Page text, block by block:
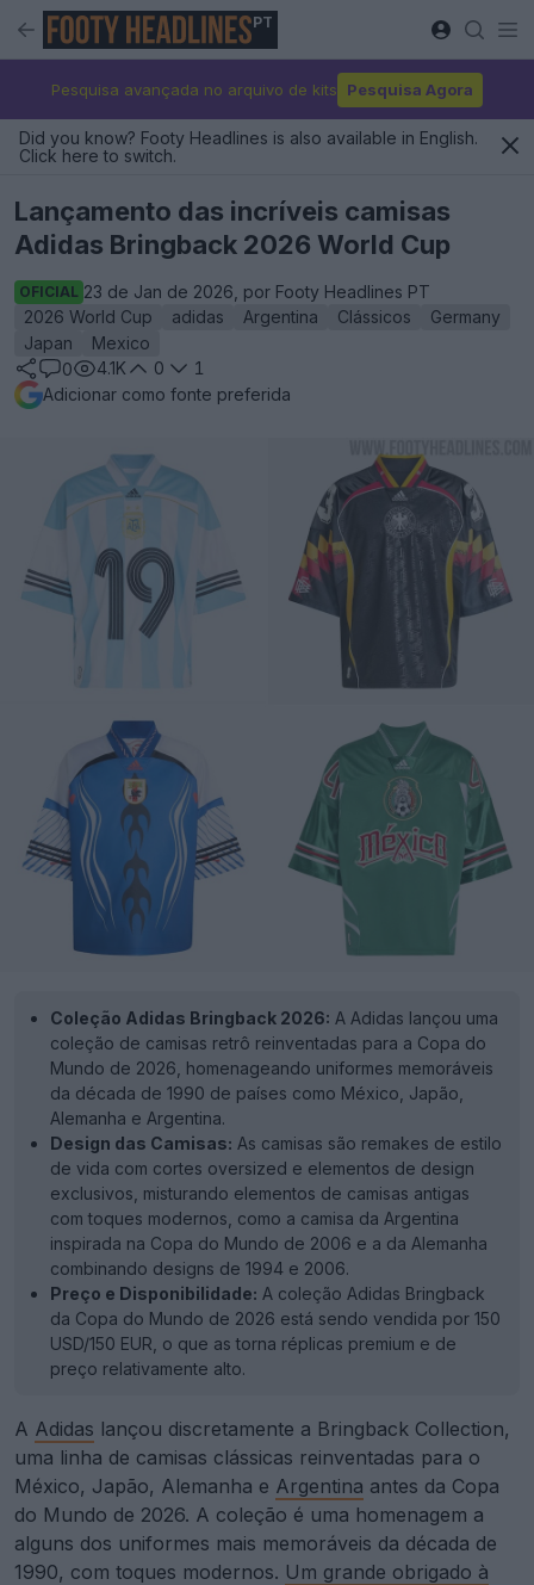
PT
Pesquisa avançada no arquivo de kits Pesquisa Agora
Did you know? Footy Headlines is also available in English.
Click here to switch.
Lançamento das incríveis camisas
Adidas Bringback 2026 World Cup
OFICIAL 23 de Jan de 2026, por Footy Headlines PT
2026 World Cup
adidas Argentina Clássicos
Germany
Japan
Mexico
0
4.1K 0
1
Adicionar como fonte preferida
Coleção Adidas Bringback 2026: A Adidas lançou uma
coleção de camisas retrô reinventadas para a Copa do
Mundo de 2026, homenageando uniformes memoráveis
da década de 1990 de países como México, Japão,
Alemanha e Argentina.
Design das Camisas: As camisas são remakes de estilo
de vida com cortes oversized e elementos de design
exclusivos, misturando elementos de camisas antigas
com toques modernos, como a camisa da Argentina
inspirada na Copa do Mundo de 2006 e a da Alemanha
combinando designs de 1994 e 2006.
Preço e Disponibilidade: A coleção Adidas Bringback
da Copa do Mundo de 2026 está sendo vendida por 150
USD/150 EUR, o que as torna réplicas premium e de
preço relativamente alto.
A Adidas lançou discretamente a Bringback Collection,
uma linha de camisas clássicas reinventadas para o
México, Japão, Alemanha e Argentina antes da Copa
do Mundo de 2026. A coleção é uma homenagem a
alguns dos uniformes mais memoráveis da década de
1990, com toques modernos. Um grande obrigado à